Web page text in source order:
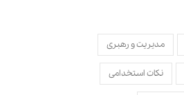
مدیریت و رهبری
نکات استخدامی